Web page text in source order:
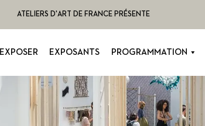
ATELIERS D'ART DE FRANCE PRÉSENTE
EXPOSER EXPOSANTS PROGRAMMATION